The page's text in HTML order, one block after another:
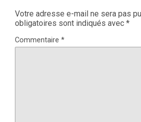
Votre adresse e-mail ne sera pas
obligatoires sont indiqués avec *
Commentaire *